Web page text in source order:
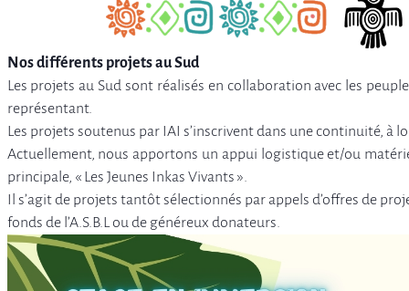
Nos différents projets au Sud
Les projets au Sud sont réalisés en collaboration avec les
représentant.
Les projets soutenus par IAI s’inscrivent dans une continuité, à
Actuellement, nous apportons un appui logistique et/ou
principale, « Les Jeunes Inkas Vivants ».
Il s’agit de projets tantôt sélectionnés par appels d’offres de
fonds de l’A.S.B.L ou de généreux donateurs.